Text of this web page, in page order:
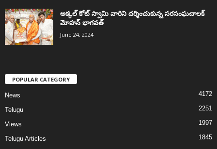
అక్కల్‌ కోట్‌ స్వామి వారిని దర్శించుకున్న సరసంఘచాలక్
మోహన్ భాగవత్
June 24, 2024
POPULAR CATEGORY
News 4172
Telugu 2251
Views 1997
Telugu Articles
1845